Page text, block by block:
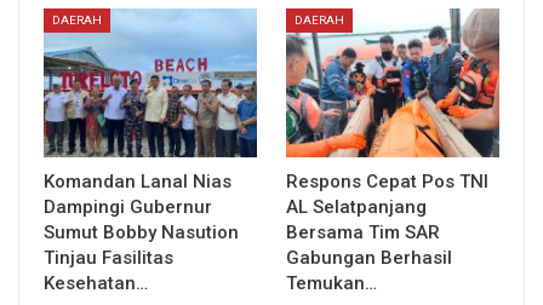
DAERAH
Komandan Lanal Nias
Dampingi Gubernur
Sumut Bobby Nasution
Tinjau Fasilitas
Kesehatan…
DAERAH
Respons Cepat Pos TNI
AL Selatpanjang
Bersama Tim SAR
Gabungan Berhasil
Temukan…